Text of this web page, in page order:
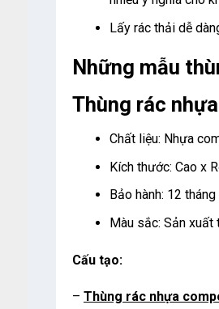
Lấy rác thải dễ
Những mẫu
Thùng rác
Chất liệu: Nhựa
Kích thước: Cao x
Bảo hành: 12 tháng
Màu sắc: Sản xuất
Cấu tạo:
– Thùng rác nhựa